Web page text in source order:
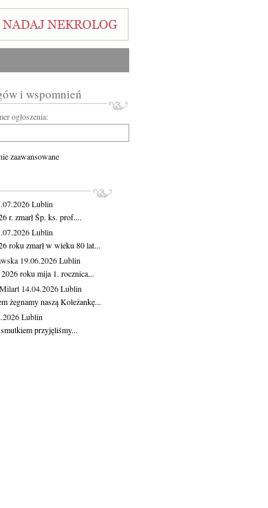
i wspomnień
ogłoszenia:
zaawansowane
Lublin
r. zmarł Śp. ks. prof....
Lublin
roku zmarł w wieku 80 lat...
19.06.2026Lublin
roku mija 1. rocznica...
14.04.2026Lublin
żegnamy naszą Koleżankę...
Lublin
przyjęliśmy...